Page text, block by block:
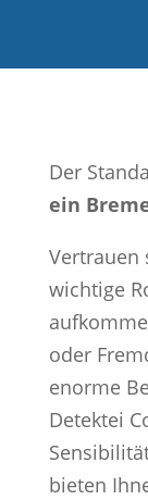
Der
ein
Vertrauen
wichtige
oder
enorme
Detektei
bieten